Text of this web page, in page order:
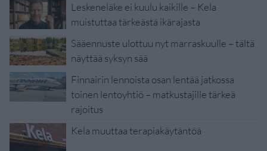
Leskeneläke ei kuulu kaikille – Kela
muistuttaa tärkeästä ikärajasta
Sääennuste ulottuu nyt marraskuulle – tältä
näyttää syksyn sää
Finnairin lennoista osan lentää jatkossa
toinen lentoyhtiö – matkustajille tärkeä
rajoitus
Kela muuttaa terapiakäytäntöä